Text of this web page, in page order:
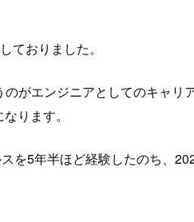
おりました。
がエンジニアとしてのキャリ
ります。
を5年半ほど経験したのち、